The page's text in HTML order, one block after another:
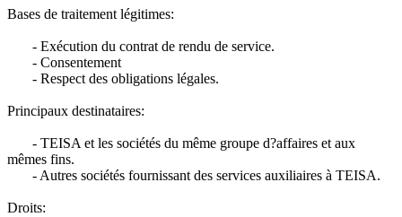
Bases de traitement légitimes:
- Exécution du contrat de rendu de service.
- Consentement
- Respect des obligations légales.
Principaux destinataires:
- TEISA et les sociétés du même groupe d?affaires et aux
mêmes fins.
- Autres sociétés fournissant des services auxiliaires à TEISA.
Droits: